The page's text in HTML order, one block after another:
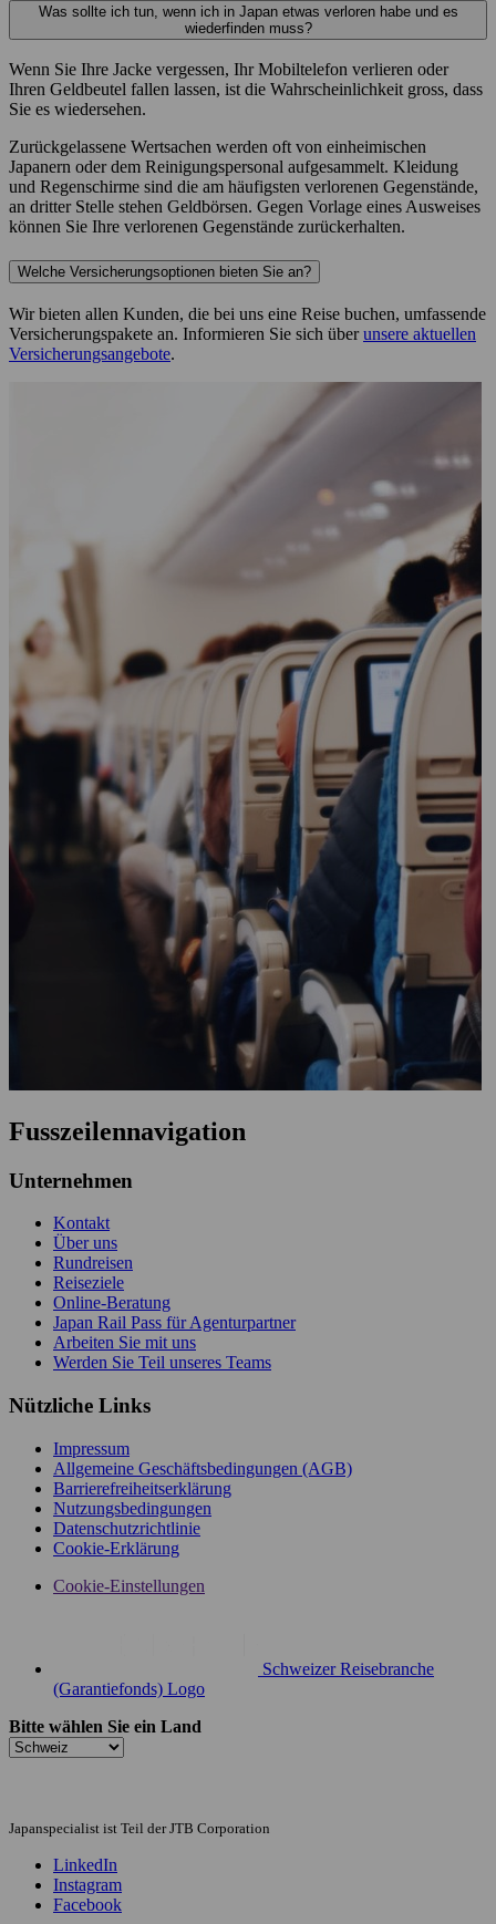
Was sollte ich tun, wenn ich in Japan etwas verloren habe und es
wiederfinden muss?
Wenn Sie Ihre Jacke vergessen, Ihr Mobiltelefon verlieren oder
Ihren Geldbeutel fallen lassen, ist die Wahrscheinlichkeit gross, dass
Sie es wiedersehen.
Zurückgelassene Wertsachen werden oft von einheimischen
Japanern oder dem Reinigungspersonal aufgesammelt. Kleidung
und Regenschirme sind die am häufigsten verlorenen Gegenstände,
an dritter Stelle stehen Geldbörsen. Gegen Vorlage eines Ausweises
können Sie Ihre verlorenen Gegenstände zurückerhalten.
Welche Versicherungsoptionen bieten Sie an?
Wir bieten allen Kunden, die bei uns eine Reise buchen, umfassende
Versicherungspakete an. Informieren Sie sich überunsere aktuellen
Versicherungsangebote.
Fusszeilennavigation
Unternehmen
Kontakt
Über uns
Rundreisen
Reiseziele
Online-Beratung
Japan Rail Pass für Agenturpartner
Arbeiten Sie mit uns
Werden Sie Teil unseres Teams
Nützliche Links
Impressum
Allgemeine Geschäftsbedingungen (AGB)
Barrierefreiheitserklärung
Nutzungsbedingungen
Datenschutzrichtlinie
Cookie-Erklärung
Cookie-Einstellungen
Schweizer Reisebranche
(Garantiefonds) Logo
Bitte wählen Sie ein Land
Japanspecialist ist Teil der JTB Corporation
LinkedIn
Instagram
Facebook